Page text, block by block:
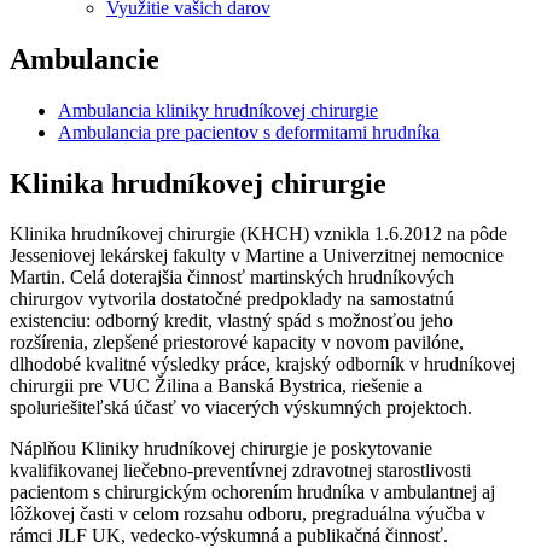
Využitie vašich darov
Ambulancie
Ambulancia kliniky hrudníkovej chirurgie
Ambulancia pre pacientov s deformitami hrudníka
Klinika hrudníkovej chirurgie
Klinika hrudníkovej chirurgie (KHCH) vznikla 1.6.2012 na pôde
Jesseniovej lekárskej fakulty v Martine a Univerzitnej nemocnice
Martin. Celá doterajšia činnosť martinských hrudníkových
chirurgov vytvorila dostatočné predpoklady na samostatnú
existenciu: odborný kredit, vlastný spád s možnosťou jeho
rozšírenia, zlepšené priestorové kapacity v novom pavilóne,
dlhodobé kvalitné výsledky práce, krajský odborník v hrudníkovej
chirurgii pre VUC Žilina a Banská Bystrica, riešenie a
spoluriešiteľská účasť vo viacerých výskumných projektoch.
Náplňou Kliniky hrudníkovej chirurgie je poskytovanie
kvalifikovanej liečebno-preventívnej zdravotnej starostlivosti
pacientom s chirurgickým ochorením hrudníka v ambulantnej aj
lôžkovej časti v celom rozsahu odboru, pregraduálna výučba v
rámci JLF UK, vedecko-výskumná a publikačná činnosť.